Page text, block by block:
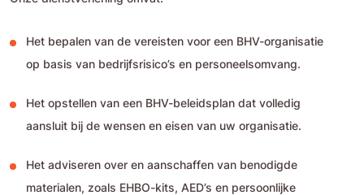
Het bepalen van de vereisten voor een BHV-organisatie
op basis van bedrijfsrisico’s en personeelsomvang.
Het opstellen van een BHV-beleidsplan dat volledig
aansluit bij de wensen en eisen van uw organisatie.
Het adviseren over en aanschaffen van benodigde
materialen, zoals EHBO-kits, AED’s en persoonlijke